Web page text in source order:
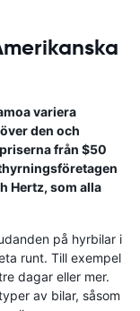
variera
den och
från $50
Hertz, som alla
på hyrbilar i
runt. Till exempel
dagar eller mer.
av bilar, såsom